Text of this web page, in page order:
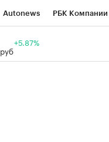
Autonews РБК Компании
Визионеры
руб
+5.87%